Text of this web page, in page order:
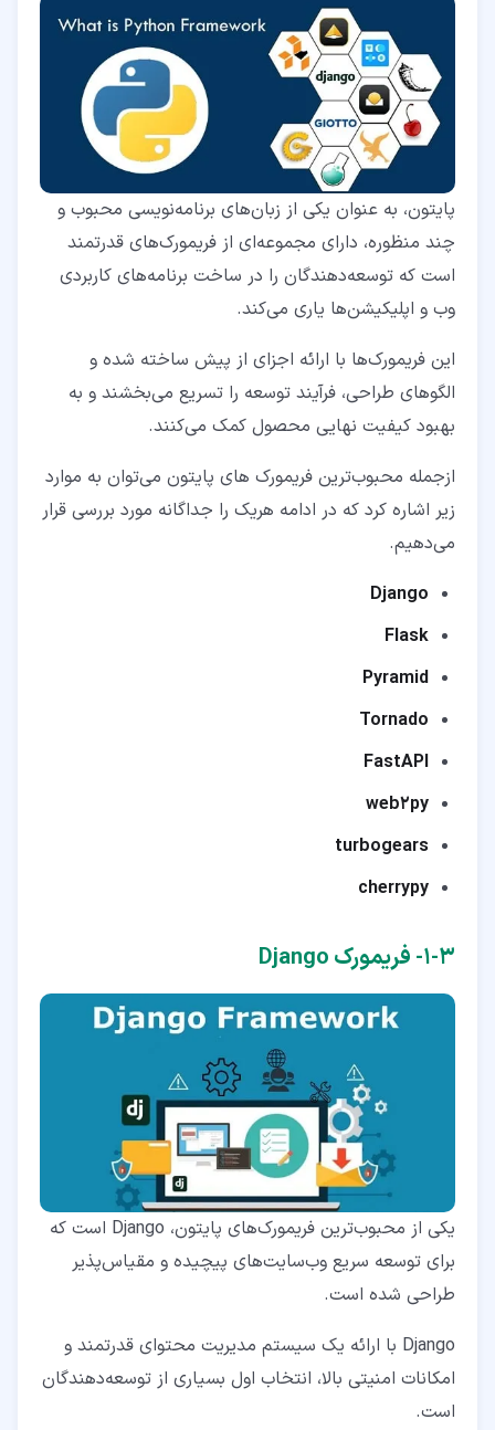
پایتون، به عنوان یکی از زبان‌های برنامه‌نویسی محبوب و
چند منظوره، دارای مجموعه‌ای از فریمورک‌های قدرتمند
است که توسعه‌دهندگان را در ساخت برنامه‌های کاربردی
وب و اپلیکیشن‌ها یاری می‌کند.
این فریمورک‌ها با ارائه اجزای از پیش ساخته شده و
الگوهای طراحی، فرآیند توسعه را تسریع می‌بخشند و به
بهبود کیفیت نهایی محصول کمک می‌کنند.
ازجمله محبوب‌ترین فریمورک های پایتون می‌توان به موارد
زیر اشاره کرد که در ادامه هریک را جداگانه مورد بررسی قرار
می‌دهیم.
Django
Flask
Pyramid
Tornado
FastAPI
web2py
turbogears
cherrypy
۳‏-‏۱‏- فریمورک Django
یکی از محبوب‌ترین فریمورک‌های پایتون، Django است که
برای توسعه سریع وب‌سایت‌های پیچیده و مقیاس‌پذیر
طراحی شده است.
Django با ارائه یک سیستم مدیریت محتوای قدرتمند و
امکانات امنیتی بالا، انتخاب اول بسیاری از توسعه‌دهندگان
است.